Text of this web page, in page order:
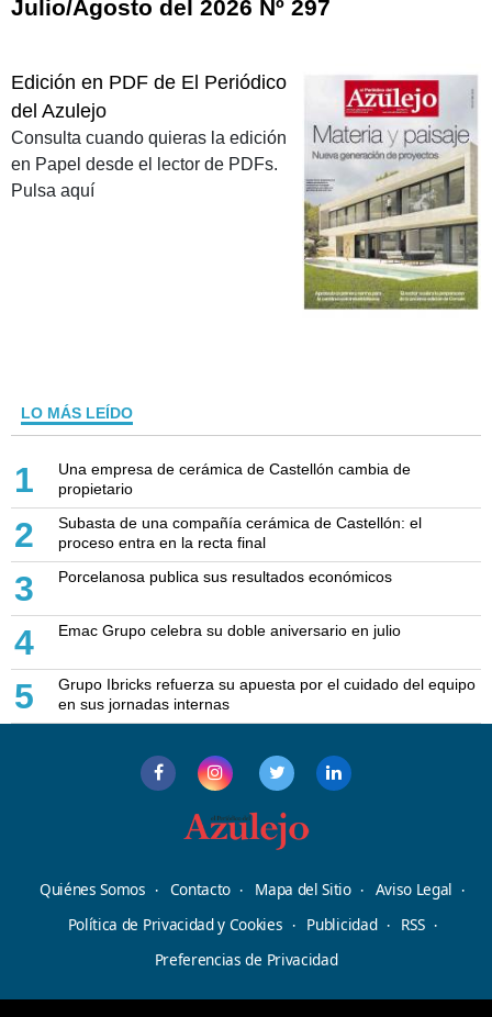
Julio/Agosto del 2026 Nº 297
Edición en PDF de El Periódico
del Azulejo
Consulta cuando quieras la edición
en Papel desde el lector de PDFs.
Pulsa aquí
LO MÁS LEÍDO
1
Una empresa de cerámica de Castellón cambia de
propietario
2
Subasta de una compañía cerámica de Castellón: el
proceso entra en la recta final
3 Porcelanosa publica sus resultados económicos
4 Emac Grupo celebra su doble aniversario en julio
5
Grupo Ibricks refuerza su apuesta por el cuidado del equipo
en sus jornadas internas
Quiénes Somos Contacto Mapa del Sitio
Aviso Legal
Política de Privacidad y Cookies
Publicidad
RSS
Preferencias de Privacidad